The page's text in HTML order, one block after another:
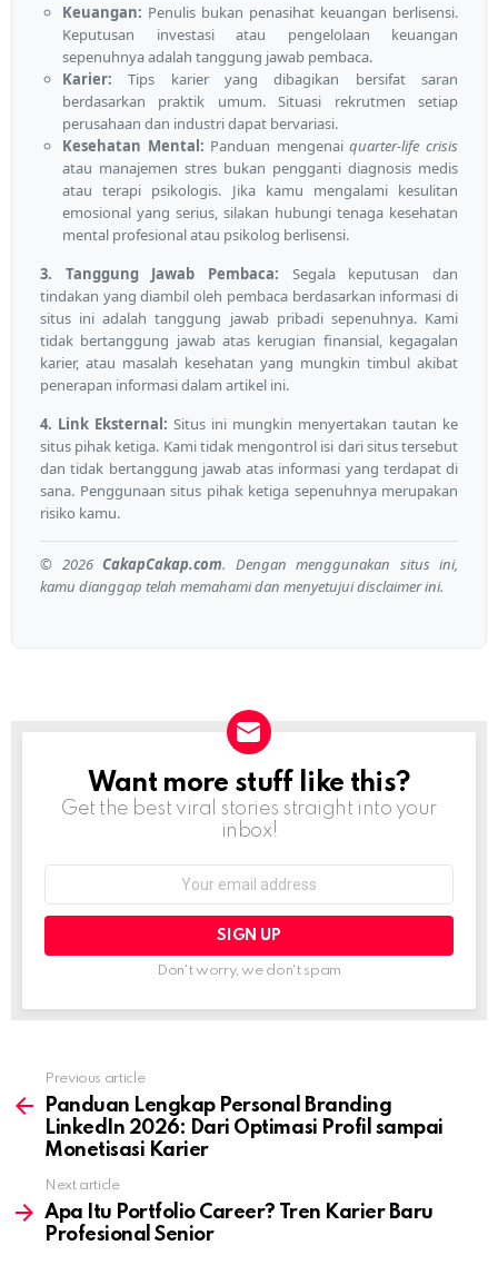
Keuangan: Penulis bukan penasihat keuangan berlisensi.
Keputusan investasi atau pengelolaan keuangan
sepenuhnya adalah tanggung jawab pembaca.
Karier: Tips karier yang dibagikan bersifat saran
berdasarkan praktik umum. Situasi rekrutmen setiap
perusahaan dan industri dapat bervariasi.
Kesehatan Mental: Panduan mengenaiquarter-life crisis
atau manajemen stres bukan pengganti diagnosis medis
atau terapi psikologis. Jika kamu mengalami kesulitan
emosional yang serius, silakan hubungi tenaga kesehatan
mental profesional atau psikolog berlisensi.
3. Tanggung Jawab Pembaca: Segala keputusan dan
tindakan yang diambil oleh pembaca berdasarkan informasi di
situs ini adalah tanggung jawab pribadi sepenuhnya. Kami
tidak bertanggung jawab atas kerugian finansial, kegagalan
karier, atau masalah kesehatan yang mungkin timbul akibat
penerapan informasi dalam artikel ini.
4. Link Eksternal: Situs ini mungkin menyertakan tautan ke
situs pihak ketiga. Kami tidak mengontrol isi dari situs tersebut
dan tidak bertanggung jawab atas informasi yang terdapat di
sana. Penggunaan situs pihak ketiga sepenuhnya merupakan
risiko kamu.
© 2026 CakapCakap.com. Dengan menggunakan situs ini,
kamu dianggap telah memahami dan menyetujui disclaimer ini.
NEWSLETTER
Want more stuff like this?
Get the best viral stories straight into your
inbox!
Don't worry, we don't spam
more
Previous article
Panduan Lengkap Personal Branding
LinkedIn 2026: Dari Optimasi Profil sampai
Monetisasi Karier
Next article
Apa Itu Portfolio Career? Tren Karier Baru
Profesional Senior